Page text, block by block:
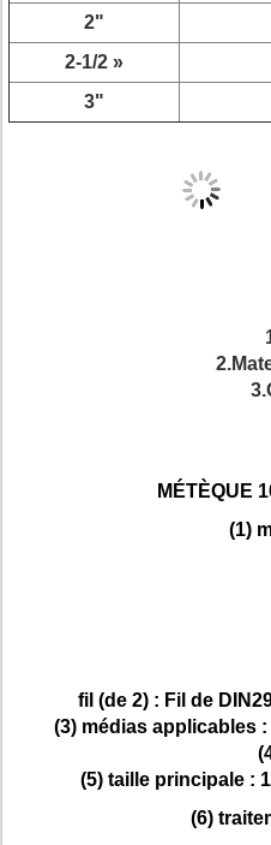
2"
2-1/2 »
3"
MÉTÈQUE
(1)
fil (de 2) : Fil de
(3) médias applicables
(5) taille principale :
(6)